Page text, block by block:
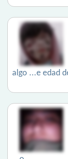
algo ...e edad